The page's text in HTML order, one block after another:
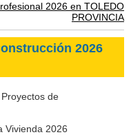
2026 en TOLEDO
PROVINCIA
2026
de
Vivienda 2026